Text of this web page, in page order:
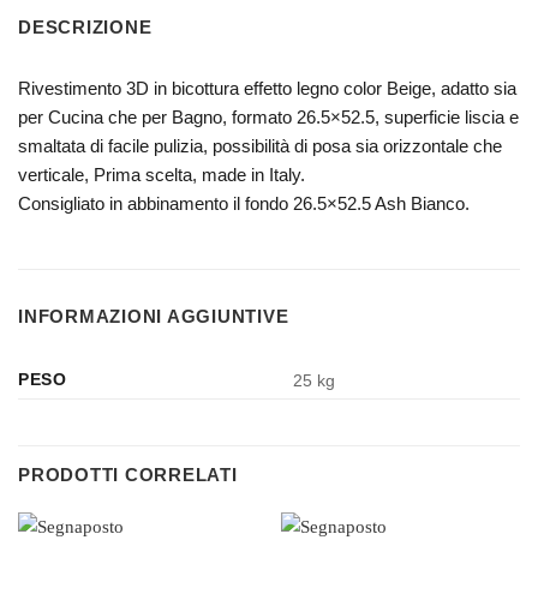
DESCRIZIONE
Rivestimento 3D in bicottura effetto legno color Beige, adatto sia
per Cucina che per Bagno, formato 26.5×52.5, superficie liscia e
smaltata di facile pulizia, possibilità di posa sia orizzontale che
verticale, Prima scelta, made in Italy.
Consigliato in abbinamento il fondo 26.5×52.5 Ash Bianco.
INFORMAZIONI AGGIUNTIVE
PESO 25 kg
PRODOTTI CORRELATI